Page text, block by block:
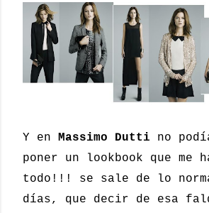
Y en Massimo Dutti no
poner un lookbook que me
todo!!! se sale de lo
días, que decir de esa